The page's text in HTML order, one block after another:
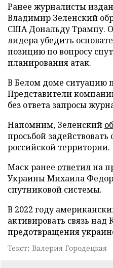
Ранее журналисты
Владимир Зеленский
США Дональду Трампу.
лидера убедить
позицию по вопросу
планирования атак.
В Белом доме ситуацию
Представители
без ответа запросы
Напомним, Зеленский
просьбой
российской территории.
Маск ранее ответилна
Украины Михаила
спутниковой системы.
В 2022 году
активировать связь
предотвращения
Текст: Валерия Городецкая